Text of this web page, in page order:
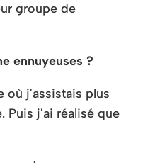
groupe de
ennuyeuses ?
où j'assistais plus
Puis j'ai réalisé que